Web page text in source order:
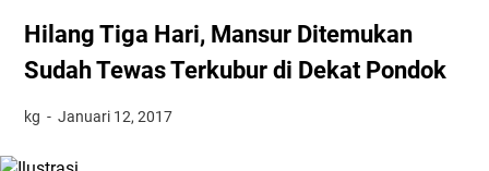
Hilang Tiga Hari, Mansur Ditemukan
Sudah Tewas Terkubur di Dekat Pondok
kg Januari 12, 2017